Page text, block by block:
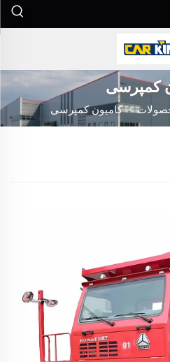
کمپرسی
>کامیون کمپرسی